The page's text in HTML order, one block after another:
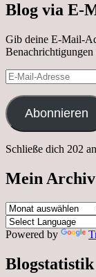
Blog via E-
Gib deine E-Mail-
E-
Mail-
Adresse
Abonnieren
Schließe dich 202
Mein Archiv
Mein
Archiv
Powered by
Blogstatistik